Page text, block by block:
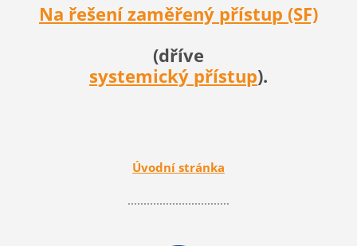
Na řešení zaměřený přístup (SF)
(dříve
systemický přístup).
Úvodní stránka
................................